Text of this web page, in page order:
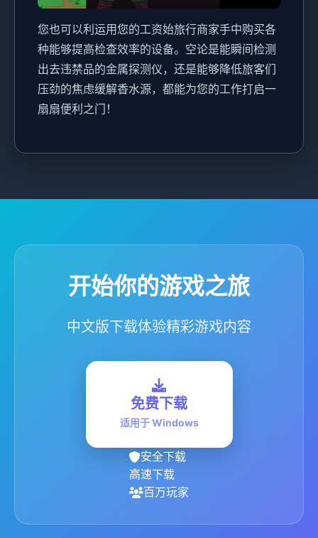
您也可以利运用您的工资始旅行商家手中购买各
种能够提高检查效率的设备。空论是能瞬间检测
出去违禁品的金属探测仪，还是能够降低旅客们
压劲的焦虑缓解香水源，都能为您的工作打启一
扇扇便利之门！
开始你的游戏之旅
中文版下载体验精彩游戏内容
免费下载
适用于 Windows
安全下载
高速下载
百万玩家